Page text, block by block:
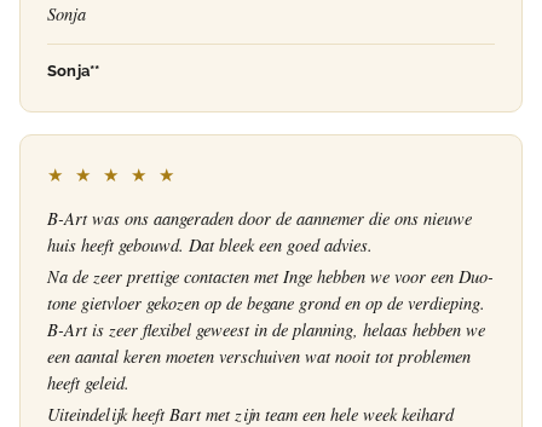
Sonja
Sonja**
★ ★ ★ ★ ★
B-Art was ons aangeraden door de aannemer die ons nieuwe
huis heeft gebouwd. Dat bleek een goed advies.
Na de zeer prettige contacten met Inge hebben we voor een Duo-
tone gietvloer gekozen op de begane grond en op de verdieping.
B-Art is zeer flexibel geweest in de planning, helaas hebben we
een aantal keren moeten verschuiven wat nooit tot problemen
heeft geleid.
Uiteindelijk heeft Bart met zijn team een hele week keihard